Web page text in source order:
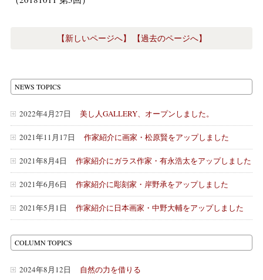
【新しいページへ】 【過去のページへ】
NEWS TOPICS
2022年4月27日 美し人GALLERY、オープンしました。
2021年11月17日 作家紹介に画家・松原賢をアップしました
2021年8月4日 作家紹介にガラス作家・有永浩太をアップしました
2021年6月6日 作家紹介に彫刻家・岸野承をアップしました
2021年5月1日 作家紹介に日本画家・中野大輔をアップしました
COLUMN TOPICS
2024年8月12日 自然の力を借りる